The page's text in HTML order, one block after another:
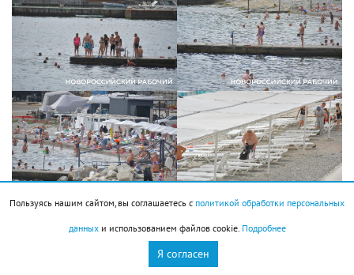
Пользуясь нашим сайтом, вы соглашаетесь с политикой обработки персональных
данныхи использованием файлов cookie. Подробнее
Я согласен